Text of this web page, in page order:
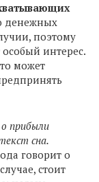
денежных
поэтому
интерес.
может
прибыли
сна.
говорит о
стоит